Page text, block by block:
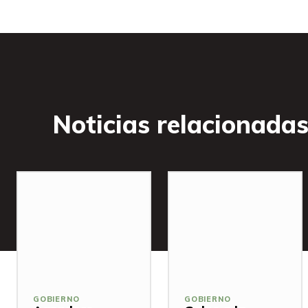
Noticias relacionadas
GOBIERNO GOBIERNO